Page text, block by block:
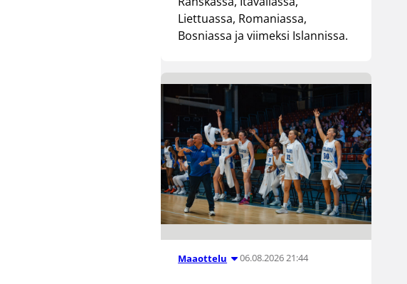
Liettuassa, Romaniassa,
Bosniassa ja viimeksi Islannissa.
Maaottelu 06.08.2026 21:44